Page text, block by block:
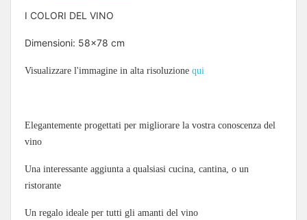
I COLORI DEL VINO
Dimensioni: 58x78 cm
Visualizzare l'immagine in alta risoluzione qui
Elegantemente progettati per migliorare la vostra conoscenza del
vino
Una interessante aggiunta a qualsiasi cucina, cantina, o un
ristorante
Un regalo ideale per tutti gli amanti del vino